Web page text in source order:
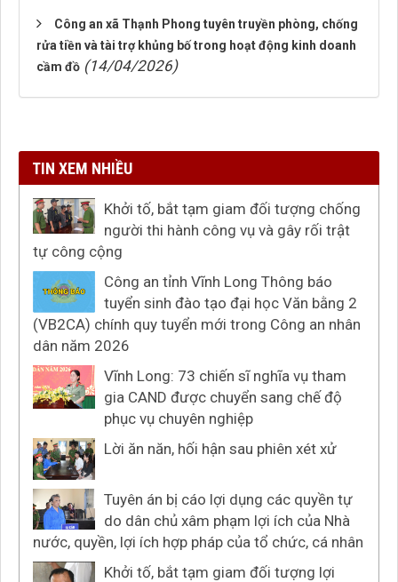
Công an xã Thạnh Phong tuyên truyền phòng, chống
rửa tiền và tài trợ khủng bố trong hoạt động kinh doanh
cầm đồ (14/04/2026)
TIN XEM NHIỀU
Khởi tố, bắt tạm giam đối tượng chống
người thi hành công vụ và gây rối trật
tự công cộng
Công an tỉnh Vĩnh Long Thông báo
tuyển sinh đào tạo đại học Văn bằng 2
(VB2CA) chính quy tuyển mới trong Công an nhân
dân năm 2026
Vĩnh Long: 73 chiến sĩ nghĩa vụ tham
gia CAND được chuyển sang chế độ
phục vụ chuyên nghiệp
Lời ăn năn, hối hận sau phiên xét xử
Tuyên án bị cáo lợi dụng các quyền tự
do dân chủ xâm phạm lợi ích của Nhà
nước, quyền, lợi ích hợp pháp của tổ chức, cá nhân
Khởi tố, bắt tạm giam đối tượng lợi